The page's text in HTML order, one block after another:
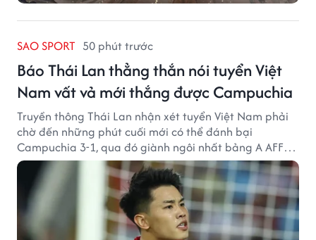
SAO SPORT 50 phút trước
Báo Thái Lan thẳng thắn nói tuyển Việt
Nam vất vả mới thắng được Campuchia
Truyền thông Thái Lan nhận xét tuyển Việt Nam phải
chờ đến những phút cuối mới có thể đánh bại
Campuchia 3-1, qua đó giành ngôi nhất bảng A AFF
Cup 2026.